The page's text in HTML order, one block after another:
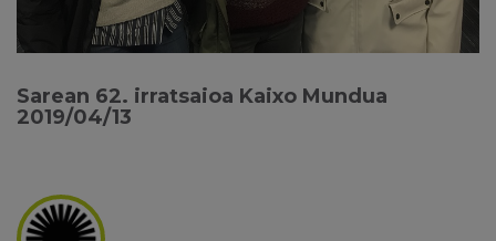
Sarean 62. irratsaioa Kaixo Mundua
2019/04/13